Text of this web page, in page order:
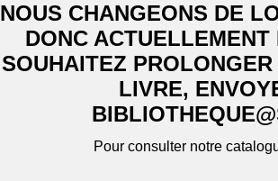
NOUS CHANGEONS DE
DONC
SOUHAITEZ
LIVRE,
Pour consulter notre